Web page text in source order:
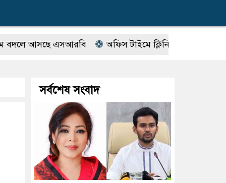
আসছে এসআরবি অফিস টাইমে ক্লিনিকে রোগী দেখছিলেন
সর্বশেষ সংবাদ